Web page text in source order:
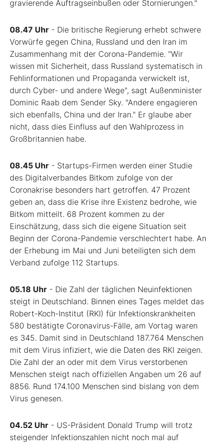
gravierende Auftragseinbußen oder Stornierungen."
08.47 Uhr - Die britische Regierung erhebt schwere
Vorwürfe gegen China, Russland und den Iran im
Zusammenhang mit der Corona-Pandemie. "Wir
wissen mit Sicherheit, dass Russland systematisch in
Fehlinformationen und Propaganda verwickelt ist,
durch Cyber- und andere Wege", sagt Außenminister
Dominic Raab dem Sender Sky. "Andere engagieren
sich ebenfalls, China und der Iran." Er glaube aber
nicht, dass dies Einfluss auf den Wahlprozess in
Großbritannien habe.
08.45 Uhr - Startups-Firmen werden einer Studie
des Digitalverbandes Bitkom zufolge von der
Coronakrise besonders hart getroffen. 47 Prozent
geben an, dass die Krise ihre Existenz bedrohe, wie
Bitkom mitteilt. 68 Prozent kommen zu der
Einschätzung, dass sich die eigene Situation seit
Beginn der Corona-Pandemie verschlechtert habe. An
der Erhebung im Mai und Juni beteiligten sich dem
Verband zufolge 112 Startups.
05.18 Uhr - Die Zahl der täglichen Neuinfektionen
steigt in Deutschland. Binnen eines Tages meldet das
Robert-Koch-Institut (RKI) für Infektionskrankheiten
580 bestätigte Coronavirus-Fälle, am Vortag waren
es 345. Damit sind in Deutschland 187.764 Menschen
mit dem Virus infiziert, wie die Daten des RKI zeigen.
Die Zahl der an oder mit dem Virus verstorbenen
Menschen steigt nach offiziellen Angaben um 26 auf
8856. Rund 174.100 Menschen sind bislang von dem
Virus genesen.
04.52 Uhr - US-Präsident Donald Trump will trotz
steigender Infektionszahlen nicht noch mal auf